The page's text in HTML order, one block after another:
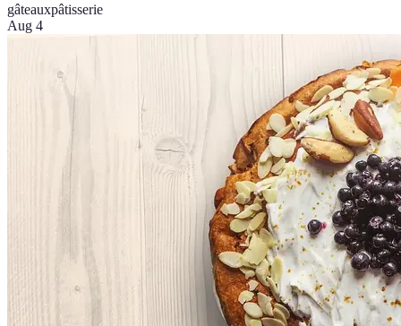
gâteauxpâtisserie
Aug 4